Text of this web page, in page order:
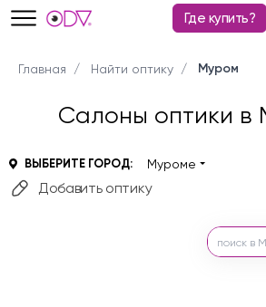
Где купить?
Главная Найти оптику Муром
Салоны оптики в
ВЫБЕРИТЕ ГОРОД: Муроме
Добавить оптику